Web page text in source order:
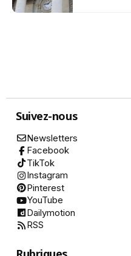
Suivez-nous
Newsletters
Facebook
TikTok
Instagram
Pinterest
YouTube
Dailymotion
RSS